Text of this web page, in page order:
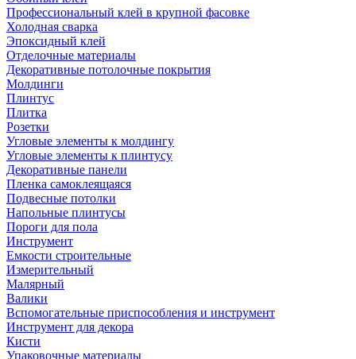
Профессиональный клей в крупной фасовке
Холодная сварка
Эпоксидный клей
Отделочные материалы
Декоративные потолочные покрытия
Молдинги
Плинтус
Плитка
Розетки
Угловые элементы к молдингу
Угловые элементы к плинтусу
Декоративные панели
Пленка самоклеящаяся
Подвесные потолки
Напольные плинтусы
Пороги для пола
Инструмент
Емкости строительные
Измерительный
Малярный
Валики
Вспомогательные приспособления и инструмент
Инструмент для декора
Кисти
Упаковочные материалы